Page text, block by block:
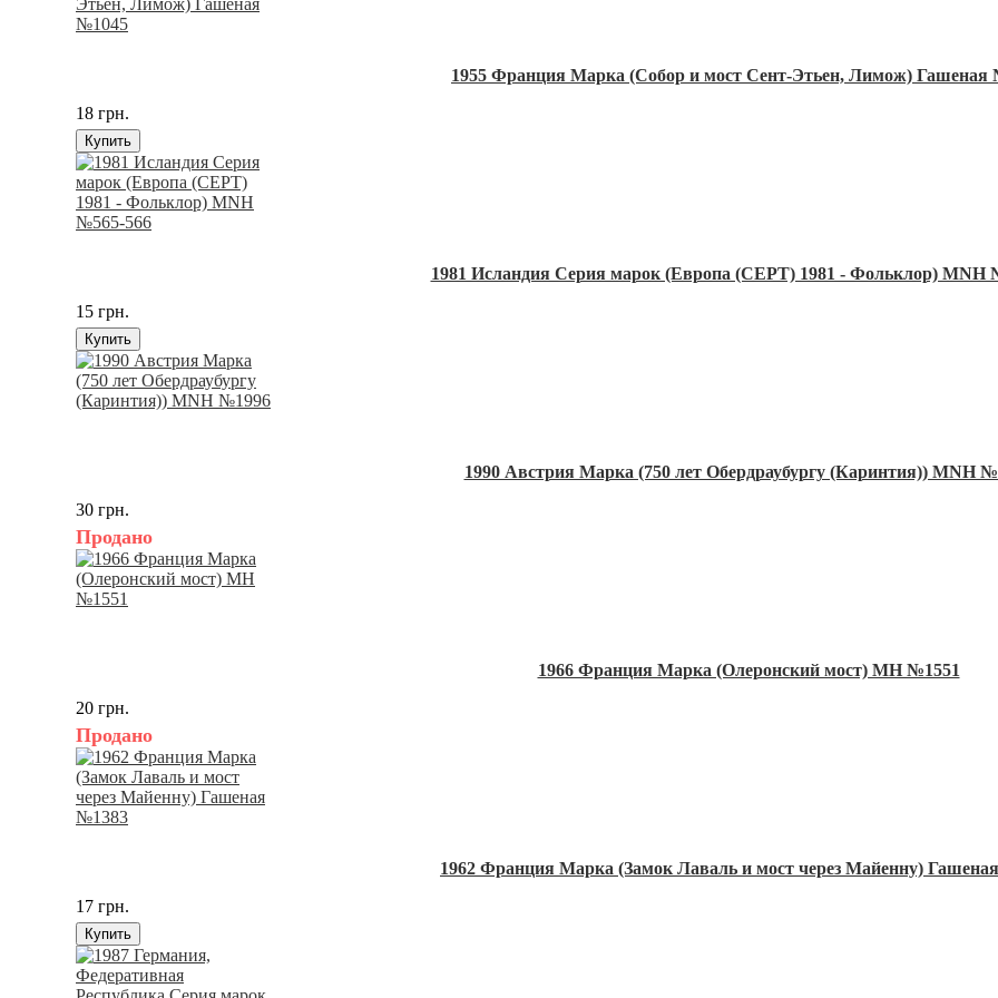
1955 Франция Марка (Собор и мост Сент-Этьен, Лимож) Гашеная
18 грн.
Купить
1981 Исландия Серия марок (Европа (CEPT) 1981 - Фольклор) MNH
15 грн.
Купить
1990 Австрия Марка (750 лет Обердраубургу (Каринтия)) MNH
30 грн.
Продано
1966 Франция Марка (Олеронский мост) MH №1551
20 грн.
Продано
1962 Франция Марка (Замок Лаваль и мост через Майенну)
17 грн.
Купить